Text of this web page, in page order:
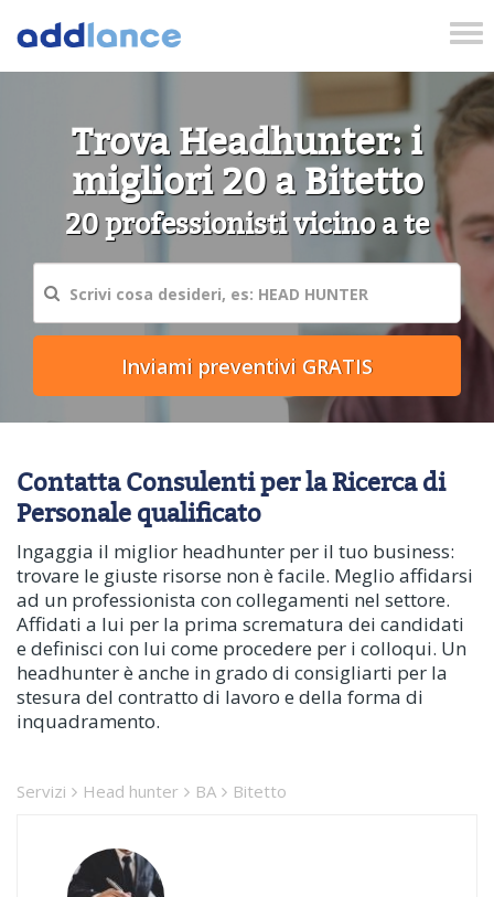
Trova Headhunter: i
migliori 20 a Bitetto
20 professionisti vicino a te
Contatta Consulenti per la Ricerca di
Personale qualificato
Ingaggia il miglior headhunter per il tuo business:
trovare le giuste risorse non è facile. Meglio affidarsi
ad un professionista con collegamenti nel settore.
Affidati a lui per la prima scrematura dei candidati
e definisci con lui come procedere per i colloqui. Un
headhunter è anche in grado di consigliarti per la
stesura del contratto di lavoro e della forma di
inquadramento.
Servizi Head hunter BA Bitetto